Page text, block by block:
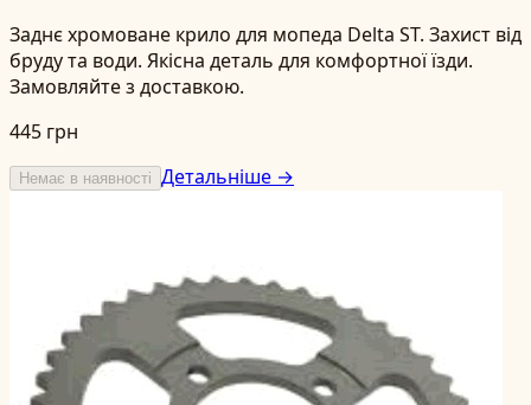
Заднє хромоване крило для мопеда Delta ST. Захист від
бруду та води. Якісна деталь для комфортної їзди.
Замовляйте з доставкою.
445 грн
Немає в наявності Детальніше →